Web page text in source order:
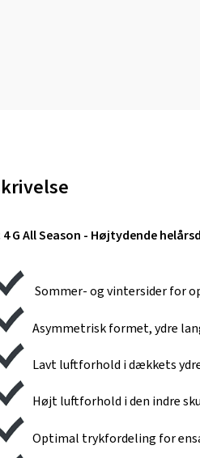
4 G All Season - Højtydende
Sommer- og vintersider for
Asymmetrisk formet, ydre
Lavt luftforhold i dækkets
Højt luftforhold i den indre
Optimal trykfordeling for